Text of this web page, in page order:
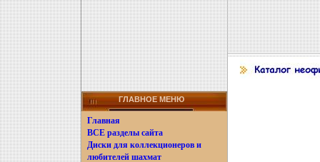
ГЛАВНОЕ МЕНЮ
Главная
ВСЕ разделы сайта
Диски для коллекционеров и
любителей шахмат